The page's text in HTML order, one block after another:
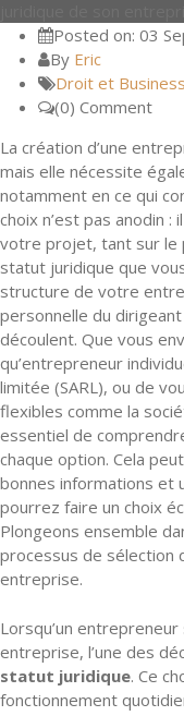
Posted on: 03
By Eric
Droit et Business
(0) Comment
La création d’une
mais elle nécessite
notamment en ce qui
choix n’est pas anodin :
votre projet, tant sur le
statut juridique que
structure de votre
personnelle du
découlent. Que vous
qu’entrepreneur
limitée (SARL), ou de
flexibles comme la
essentiel de
chaque option. Cela
bonnes informations et
pourrez faire un choix
Plongeons ensemble
processus de sélection
entreprise.
Lorsqu’un
entreprise, l’une des
statut juridique. Ce
fonctionnement